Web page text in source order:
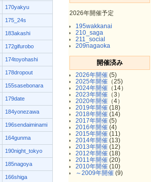
170yakyu
175_24s
183akashi
172gifurobo
174toyohashi
178dropout
155sasebonara
179date
184yonezawa
196sendaiminami
164gunma
190night_tokyo
185nagoya
166shiga
2026年開催予定
195wakkanai
210_saga
211_social
209nagaoka
開催済み
2026年開催 (5)
2025年開催 （25)
2024年開催 （14）
2023年開催 （3）
2020年開催 （4）
2019年開催 (18)
2018年開催 (14)
2017年開催 (5)
2016年開催 (4)
2015年開催 (11)
2014年開催 (13)
2013年開催 (12)
2012年開催 (18)
2011年開催 (20)
2010年開催 (10)
～2009年開催 (9)